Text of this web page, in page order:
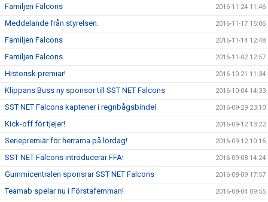
Familjen Falcons 2016-11-24 11:46
Meddelande från styrelsen. 2016-11-17 15:06
Familjen Falcons 2016-11-14 12:48
Familjen Falcons 2016-11-02 12:57
Historisk premiär! 2016-10-21 11:34
Klippans Buss ny sponsor till SST NET Falcons 2016-10-04 14:33
SST NET Falcons kaptener i regnbågsbindel 2016-09-29 23:10
Kick-off för tjejer! 2016-09-12 13:22
Seriepremiär för herrarna på lördag! 2016-09-12 10:16
SST NET Falcons introducerar FFA! 2016-09-08 14:24
Gummicentralen sponsrar SST NET Falcons 2016-08-09 17:57
Teamab spelar nu i Förstafemman! 2016-08-04 09:55